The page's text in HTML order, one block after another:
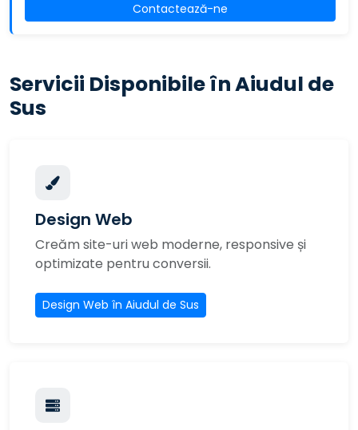
Contactează-ne
Servicii Disponibile în Aiudul de
Sus
Design Web
Creăm site-uri web moderne, responsive și
optimizate pentru conversii.
Design Web în Aiudul de Sus